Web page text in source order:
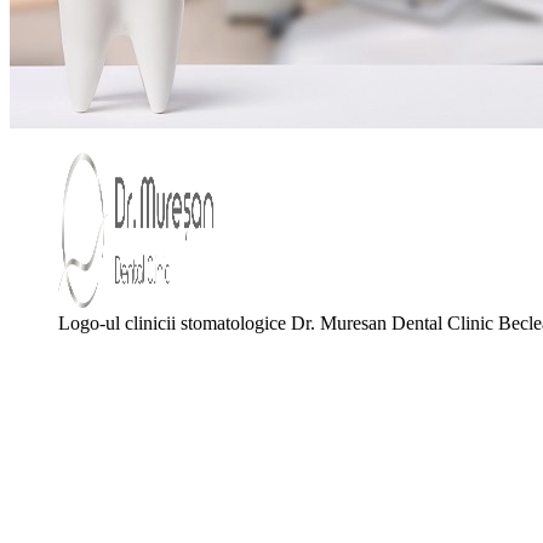
Logo-ul clinicii stomatologice Dr. Muresan Dental Clinic